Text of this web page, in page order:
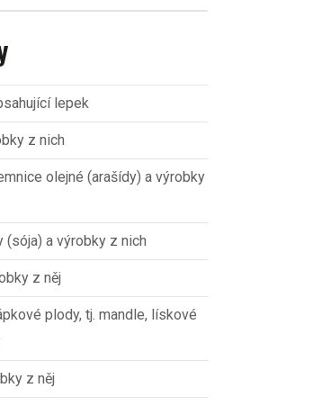
lepek
z nich
olejné (arašídy) a výrobky
(sója) a výrobky z nich
z něj
plody, tj. mandle, lískové
z něj